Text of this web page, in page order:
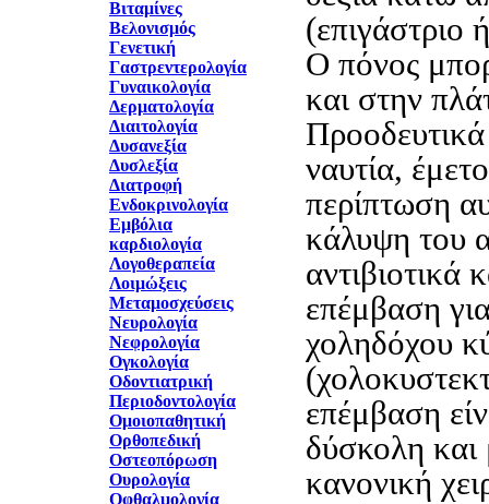
Βιταμίνες
Βελονισμός
Γενετική
Γαστρεντερολογία
Γυναικολογία
Δερματολογία
Διαιτολογία
Δυσανεξία
Δυσλεξία
Διατροφή
Ενδοκρινολογία
Εμβόλια
καρδιολογία
Λογοθεραπεία
Λοιμώξεις
Μεταμοσχεύσεις
Νευρολογία
Νεφρολογία
Ογκολογία
Οδοντιατρική
Περιοδοντολογία
Ομοιοπαθητική
Ορθοπεδική
Οστεοπόρωση
Ουρολογία
Οφθαλμολογία
(επιγάστριο
Ο πόνος
και στην
ναυτία,
περίπτωση
κάλυψη του
αντιβιοτικά
επέμβαση
χοληδόχου
επέμβαση
δύσκολη και
κανονική